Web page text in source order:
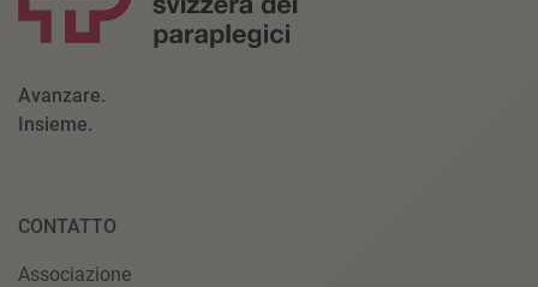
Avanzare.
Insieme.
CONTATTO
Associazione